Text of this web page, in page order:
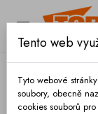

Tento web
Tyto webové
soubory, obecně
cookies souborů